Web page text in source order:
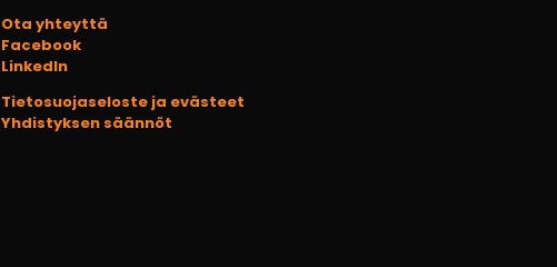
Ota yhteyttä
Facebook
LinkedIn
Tietosuojaseloste ja evästeet
Yhdistyksen säännöt